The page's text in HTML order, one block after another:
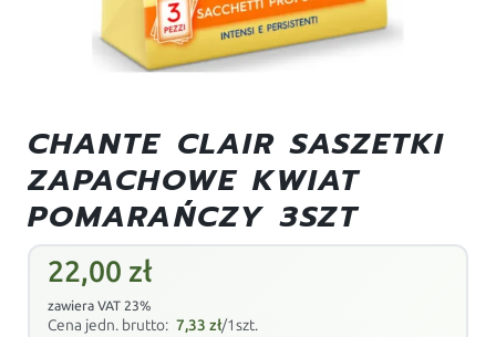
CHANTE CLAIR SASZETKI
ZAPACHOWE KWIAT
POMARAŃCZY 3SZT
22,00 zł
zawiera VAT 23%
Cena jedn. brutto: 7,33zł/1szt.